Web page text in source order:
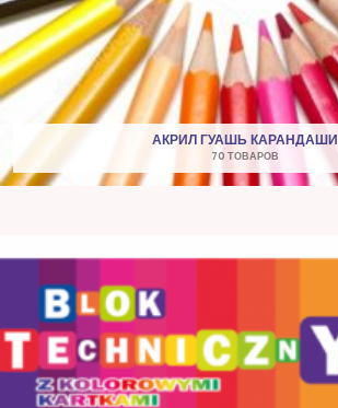
АКРИЛ ГУАШЬ КАРАНДАШИ
70 ТОВАРОВ